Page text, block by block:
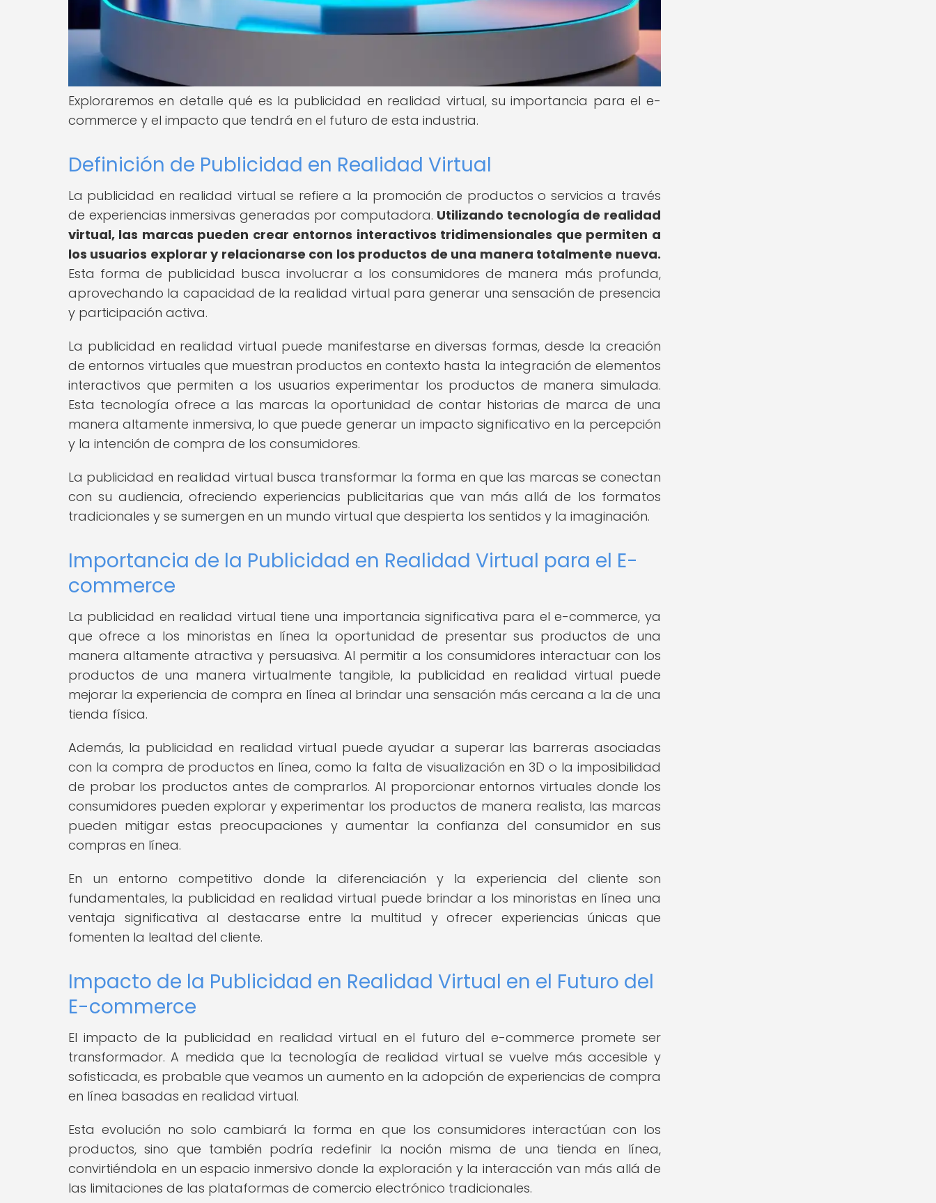
Exploraremos en detalle qué es la publicidad en realidad virtual, su importancia para el e-
commerce y el impacto que tendrá en el futuro de esta industria.
Definición de Publicidad en Realidad Virtual
La publicidad en realidad virtual se refiere a la promoción de productos o servicios a través
de experiencias inmersivas generadas por computadora. Utilizando tecnología de realidad
virtual, las marcas pueden crear entornos interactivos tridimensionales que permiten a
los usuarios explorar y relacionarse con los productos de una manera totalmente nueva.
Esta forma de publicidad busca involucrar a los consumidores de manera más profunda,
aprovechando la capacidad de la realidad virtual para generar una sensación de presencia
y participación activa.
La publicidad en realidad virtual puede manifestarse en diversas formas, desde la creación
de entornos virtuales que muestran productos en contexto hasta la integración de elementos
interactivos que permiten a los usuarios experimentar los productos de manera simulada.
Esta tecnología ofrece a las marcas la oportunidad de contar historias de marca de una
manera altamente inmersiva, lo que puede generar un impacto significativo en la percepción
y la intención de compra de los consumidores.
La publicidad en realidad virtual busca transformar la forma en que las marcas se conectan
con su audiencia, ofreciendo experiencias publicitarias que van más allá de los formatos
tradicionales y se sumergen en un mundo virtual que despierta los sentidos y la imaginación.
Importancia de la Publicidad en Realidad Virtual para el E-
commerce
La publicidad en realidad virtual tiene una importancia significativa para el e-commerce, ya
que ofrece a los minoristas en línea la oportunidad de presentar sus productos de una
manera altamente atractiva y persuasiva. Al permitir a los consumidores interactuar con los
productos de una manera virtualmente tangible, la publicidad en realidad virtual puede
mejorar la experiencia de compra en línea al brindar una sensación más cercana a la de una
tienda física.
Además, la publicidad en realidad virtual puede ayudar a superar las barreras asociadas
con la compra de productos en línea, como la falta de visualización en 3D o la imposibilidad
de probar los productos antes de comprarlos. Al proporcionar entornos virtuales donde los
consumidores pueden explorar y experimentar los productos de manera realista, las marcas
pueden mitigar estas preocupaciones y aumentar la confianza del consumidor en sus
compras en línea.
En un entorno competitivo donde la diferenciación y la experiencia del cliente son
fundamentales, la publicidad en realidad virtual puede brindar a los minoristas en línea una
ventaja significativa al destacarse entre la multitud y ofrecer experiencias únicas que
fomenten la lealtad del cliente.
Impacto de la Publicidad en Realidad Virtual en el Futuro del
E-commerce
El impacto de la publicidad en realidad virtual en el futuro del e-commerce promete ser
transformador. A medida que la tecnología de realidad virtual se vuelve más accesible y
sofisticada, es probable que veamos un aumento en la adopción de experiencias de compra
en línea basadas en realidad virtual.
Esta evolución no solo cambiará la forma en que los consumidores interactúan con los
productos, sino que también podría redefinir la noción misma de una tienda en línea,
convirtiéndola en un espacio inmersivo donde la exploración y la interacción van más allá de
las limitaciones de las plataformas de comercio electrónico tradicionales.